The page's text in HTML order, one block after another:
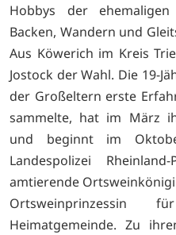
Hobbys der
Backen, Wandern und
Aus Köwerich im Kreis
Jostock der Wahl. Die 19-
der Großeltern erste
sammelte, hat im März
und beginnt im
Landespolizei
amtierende
Heimatgemeinde. Zu